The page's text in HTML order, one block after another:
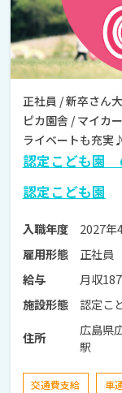
正社員 / 新卒さん
ピカ園舎 / マイカ
ライベートも充
認定こども園
認定こども園
入職年度
2027年
雇用形態
正社員
給与
月収
施設形態
認定こ
住所
広島県広
駅
交通費支給 車